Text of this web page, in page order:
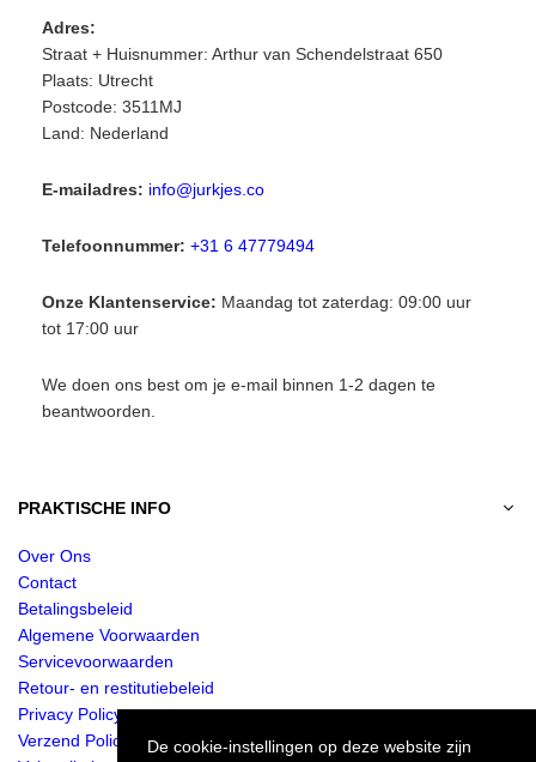
Adres:
Straat + Huisnummer: Arthur van Schendelstraat 650
Plaats: Utrecht
Postcode: 3511MJ
Land: Nederland
E-mailadres: info@jurkjes.co
Telefoonnummer: +31 6 47779494
Onze Klantenservice: Maandag tot zaterdag: 09:00 uur
tot 17:00 uur
We doen ons best om je e-mail binnen 1-2 dagen te
beantwoorden.
PRAKTISCHE INFO
Over Ons
Contact
Betalingsbeleid
Algemene Voorwaarden
Servicevoorwaarden
Retour- en restitutiebeleid
Privacy Policy
Verzend Policy
De cookie-instellingen op deze website zijn